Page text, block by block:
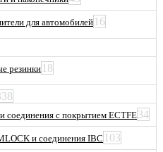
для автомобилей 16
резинки 18
соединения с покрытием ECTFE34
и соединения IBC 103